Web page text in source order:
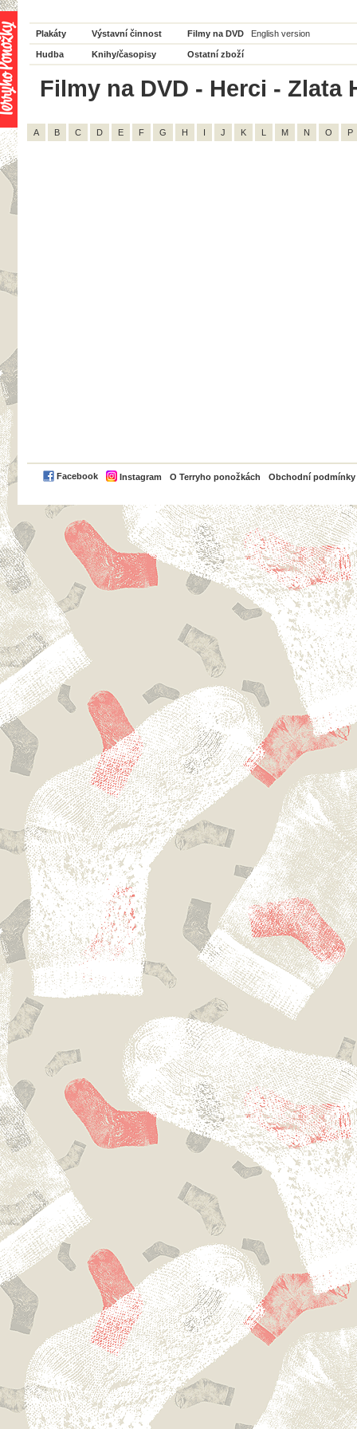
Plakáty Výstavní činnost Filmy na DVD English version
Hudba Knihy/časopisy Ostatní zboží
Filmy na DVD - Herci - Zlata
A B C D E F G H I J K L M N O P
Facebook Instagram O Terryho ponožkách Obchodní podmínky
PayPal